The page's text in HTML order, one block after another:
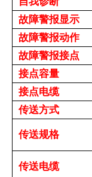
故障警报显示
故障警报动作
故障警报接点
接点容量
接点电缆
传送方式
传送规格
传送电缆